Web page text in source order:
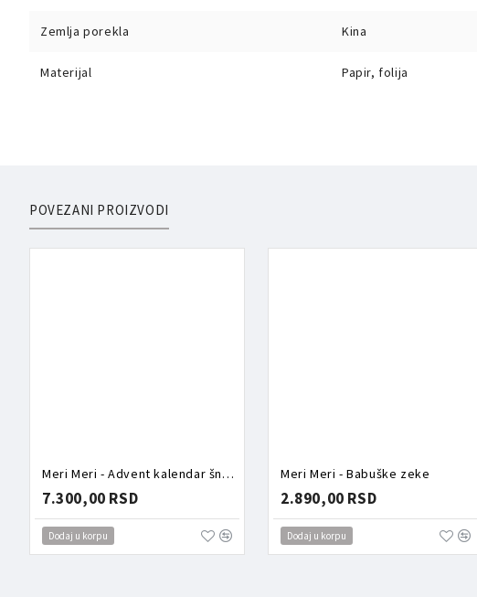
Zemlja porekla Kina
Materijal Papir, folija
POVEZANI PROIZVODI
Meri Meri - Advent kalendar šnalice
7.300,00 RSD
Dodaj u korpu
Meri Meri - Babuške zeke
2.890,00 RSD
Dodaj u korpu